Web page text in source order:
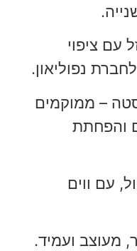
עם ציפוי
נפוליאון.
– ממוקמים
והפחתת
עם ווים
מעוצב ועמיד.